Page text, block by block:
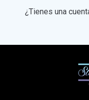
¿Tienes una